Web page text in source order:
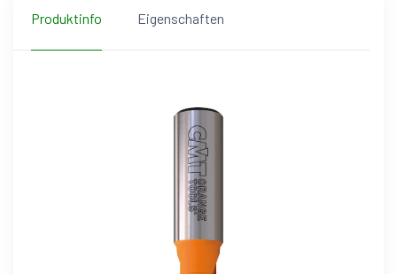
Produktinfo Eigenschaften